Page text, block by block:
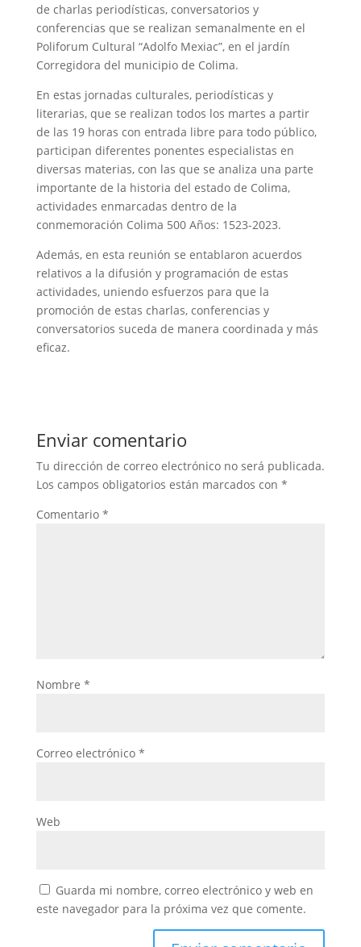
de charlas periodísticas, conversatorios y
conferencias que se realizan semanalmente en el
Poliforum Cultural “Adolfo Mexiac”, en el jardín
Corregidora del municipio de Colima.
En estas jornadas culturales, periodísticas y
literarias, que se realizan todos los martes a partir
de las 19 horas con entrada libre para todo público,
participan diferentes ponentes especialistas en
diversas materias, con las que se analiza una parte
importante de la historia del estado de Colima,
actividades enmarcadas dentro de la
conmemoración Colima 500 Años: 1523-2023.
Además, en esta reunión se entablaron acuerdos
relativos a la difusión y programación de estas
actividades, uniendo esfuerzos para que la
promoción de estas charlas, conferencias y
conversatorios suceda de manera coordinada y más
eficaz.
Enviar comentario
Tu dirección de correo electrónico no será publicada.
Los campos obligatorios están marcados con *
Comentario *
Nombre *
Correo electrónico *
Web
Guarda mi nombre, correo electrónico y web en
este navegador para la próxima vez que comente.